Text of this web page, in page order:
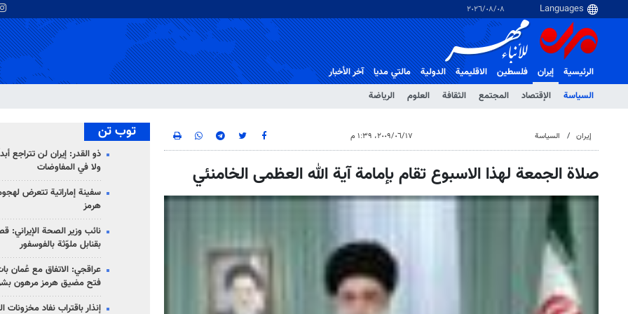
٠٨‏/٠٨‏/٢٠٢٦
الرئيسية
إيران
السياسة
الإقتصاد المجتمع الثقافة العلوم الرياضة
فلسطین الاقلیمیة الدولية مالتي مدیا آخر الأخبار
إيران السياسة ١٧‏/٠٦‏/٢٠٠٩، ١:٣٩ م
صلاة الجمعة لهذا الاسبوع تقام بإمامة آية الله العظمى الخامنئي
توب تن
ذو القدر: إيران لن تتراجع
ولا في المفاوضات
سفينة إماراتية تتعرض
هرمز
نائب وزير الصحة الإيراني:
بقنابل ملوّثة بالفوسفور
عراقجي: الاتفاق مع عُمان
فتح مضيق هرمز مرهون
إنذار باقتراب نفاد مخزونات